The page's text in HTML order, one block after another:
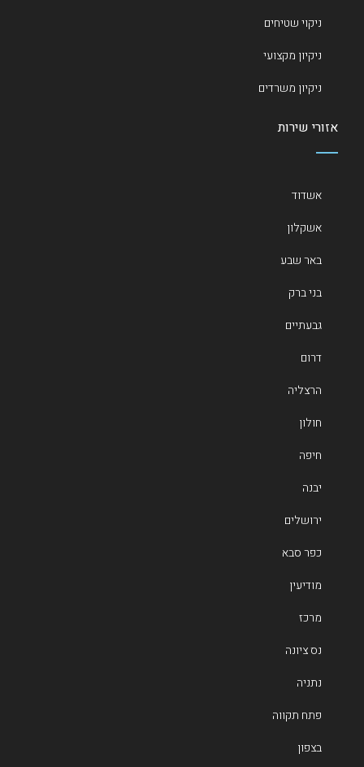
ניקוי שטיחים
ניקיון מקצועי
ניקיון משרדים
אזורי שירות
אשדוד
אשקלון
באר שבע
בני ברק
גבעתיים
דרום
הרצליה
חולון
חיפה
יבנה
ירושלים
כפר סבא
מודיעין
מרכז
נס ציונה
נתניה
פתח תקווה
בצפון